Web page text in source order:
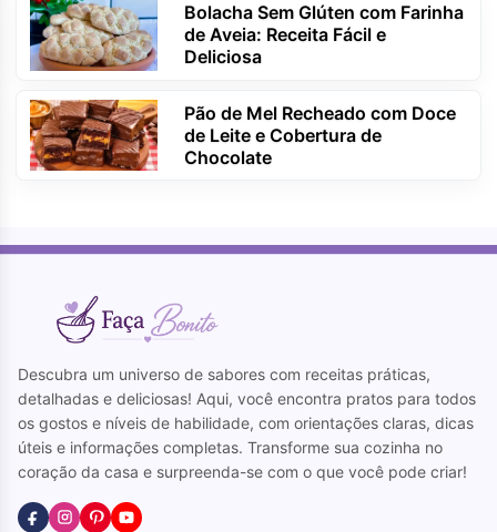
Bolacha Sem Glúten com Farinha
de Aveia: Receita Fácil e
Deliciosa
Pão de Mel Recheado com Doce
de Leite e Cobertura de
Chocolate
Descubra um universo de sabores com receitas práticas,
detalhadas e deliciosas! Aqui, você encontra pratos para todos
os gostos e níveis de habilidade, com orientações claras, dicas
úteis e informações completas. Transforme sua cozinha no
coração da casa e surpreenda-se com o que você pode criar!